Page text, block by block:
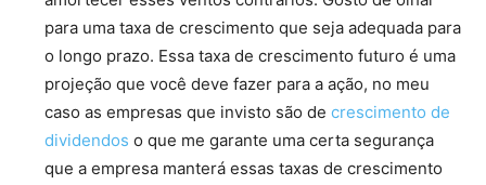
para uma taxa de crescimento que seja adequada para
o longo prazo. Essa taxa de crescimento futuro é uma
projeção que você deve fazer para a ação, no meu
caso as empresas que invisto são de crescimento de
dividendos o que me garante uma certa segurança
que a empresa manterá essas taxas de crescimento